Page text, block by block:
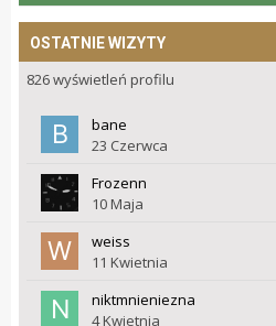
OSTATNIE WIZYTY
826 wyświetleń profilu
bane
23 Czerwca
Frozenn
10 Maja
weiss
11 Kwietnia
niktmnieniezna
4 Kwietnia